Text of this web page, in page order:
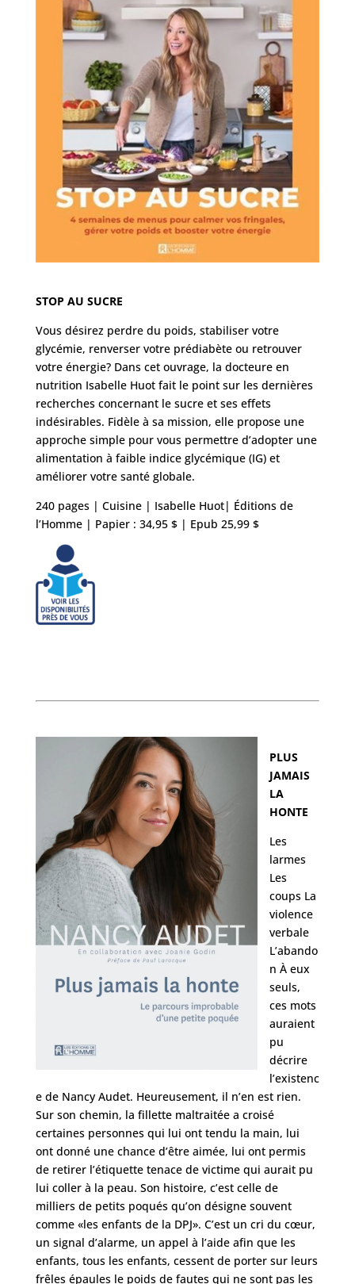
STOP AU SUCRE
Vous désirez perdre du poids, stabiliser votre
glycémie, renverser votre prédiabète ou retrouver
votre énergie? Dans cet ouvrage, la docteure en
nutrition Isabelle Huot fait le point sur les dernières
recherches concernant le sucre et ses effets
indésirables. Fidèle à sa mission, elle propose une
approche simple pour vous permettre d’adopter une
alimentation à faible indice glycémique (IG) et
améliorer votre santé globale.
240 pages | Cuisine | Isabelle Huot| Éditions de
l’Homme | Papier : 34,95 $ | Epub 25,99 $
PLUS
JAMAIS
LA
HONTE
Les
larmes
Les
coups La
violence
verbale
L’abando
n À eux
seuls,
ces mots
auraient
pu
décrire
l’existenc
e de Nancy Audet. Heureusement, il n’en est rien.
Sur son chemin, la fillette maltraitée a croisé
certaines personnes qui lui ont tendu la main, lui
ont donné une chance d’être aimée, lui ont permis
de retirer l’étiquette tenace de victime qui aurait pu
lui coller à la peau. Son histoire, c’est celle de
milliers de petits poqués qu’on désigne souvent
comme «les enfants de la DPJ». C’est un cri du cœur,
un signal d’alarme, un appel à l’aide afin que les
enfants, tous les enfants, cessent de porter sur leurs
frêles épaules le poids de fautes qui ne sont pas les